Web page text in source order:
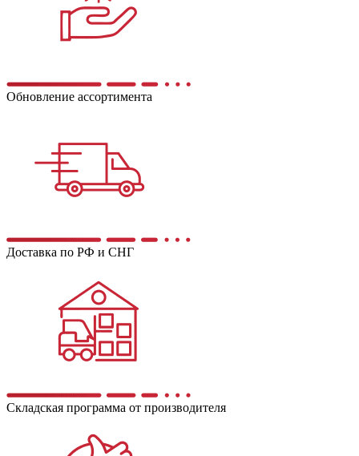
Обновление ассортимента
Доставка по РФ и СНГ
Складская программа от производителя